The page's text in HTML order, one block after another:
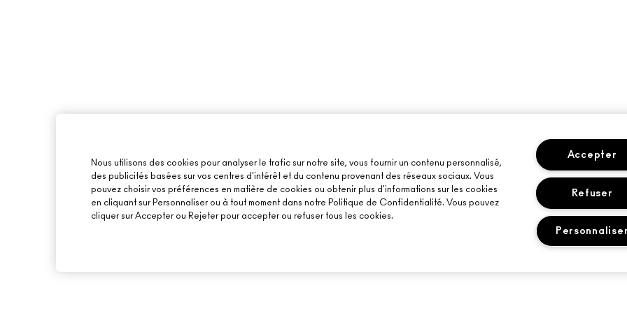
Nous utilisons des cookies pour analyser le trafic sur notre site, vous fournir un contenu personnalisé,
des publicités basées sur vos centres d'intérêt et du contenu provenant des réseaux sociaux. Vous
pouvez choisir vos préférences en matière de cookies ou obtenir plus d'informations sur les cookies
en cliquant sur Personnaliser ou à tout moment dans notre Politique de Confidentialité. Vous pouvez
cliquer sur Accepter ou Rejeter pour accepter ou refuser tous les cookies.
Accepter
Refuser